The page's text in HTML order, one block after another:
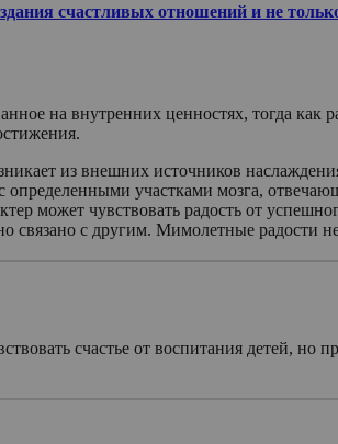
счастливых отношений и не
на внутренних ценностях, тогда
из внешних источников
определенными участками мозга,
может чувствовать радость от
с другим. Мимолетные радости
счастье от воспитания детей,